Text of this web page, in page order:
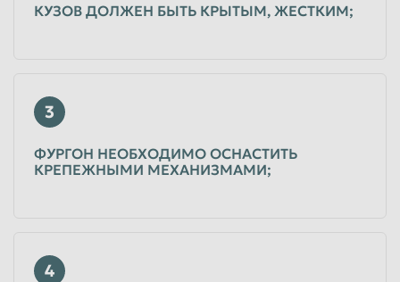
КУЗОВ ДОЛЖЕН БЫТЬ КРЫТЫМ, ЖЕСТКИМ;
3
ФУРГОН НЕОБХОДИМО ОСНАСТИТЬ
КРЕПЕЖНЫМИ МЕХАНИЗМАМИ;
4